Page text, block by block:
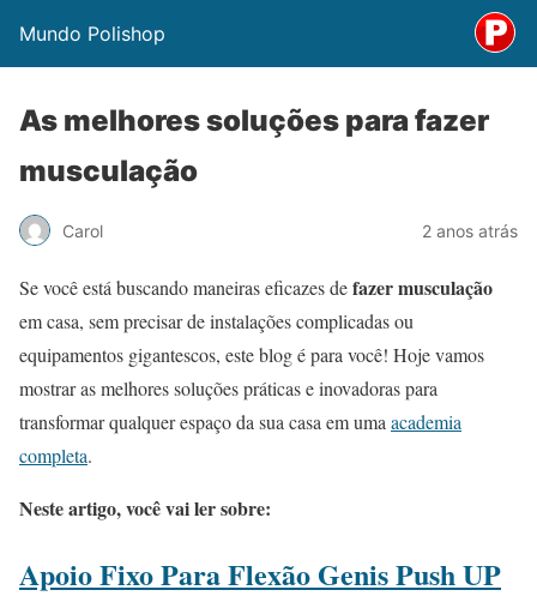
Mundo Polishop
As melhores soluções para fazer
musculação
Carol 2 anos atrás
Se você está buscando maneiras eficazes defazer musculação
em casa, sem precisar de instalações complicadas ou
equipamentos gigantescos, este blog é para você! Hoje vamos
mostrar as melhores soluções práticas e inovadoras para
transformar qualquer espaço da sua casa em uma academia
completa.
Neste artigo, você vai ler sobre:
Apoio Fixo Para Flexão Genis Push UP